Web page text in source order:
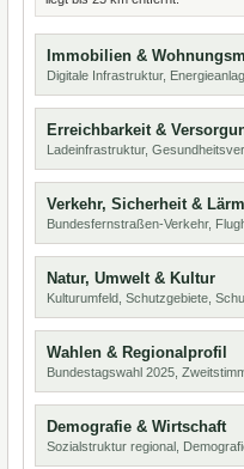
Immobilien &
Digitale Infrastruktur,
Erreichbarkeit &
Ladeinfrastruktur,
Verkehr, Sicherheit & Lärm
Bundesfernstraßen-Verkehr,
Natur, Umwelt & Kultur
Kulturumfeld, Schutzgebiete,
Wahlen & Regionalprofil
Bundestagswahl 2025,
Demografie & Wirtschaft
Sozialstruktur regional,